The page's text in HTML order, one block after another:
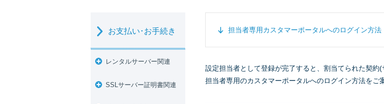
担当者専用カスタマーポータルへのログイン方法
設定担当者として登録が完了すると、割当てられた契約(
担当者専用のカスタマーポータルへのログイン方法をご
お支払い･お手続き
レンタルサーバー関連
SSLサーバー証明書関連